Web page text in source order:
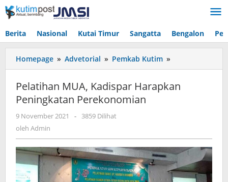
Lewati
ke
Berita Nasional Kutai Timur Sangatta Bengalon
Homepage » Advetorial » Pemkab Kutim »
MUA,
Harapkan
Pelatihan MUA, Kadispar Harapkan
Peningkatan Perekonomian
9 November 2021
oleh
- 3859 Dilihat
oleh Admin